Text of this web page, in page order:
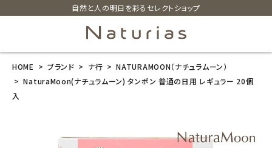
自然と人の明日を彩るセレクトショップ
search
HOME ブランド ナ行
NATURAMOON（ナチュラムーン）
NaturaMoon(ナチュラムーン) タンポン 普通の日用 レギュラー 20個
入